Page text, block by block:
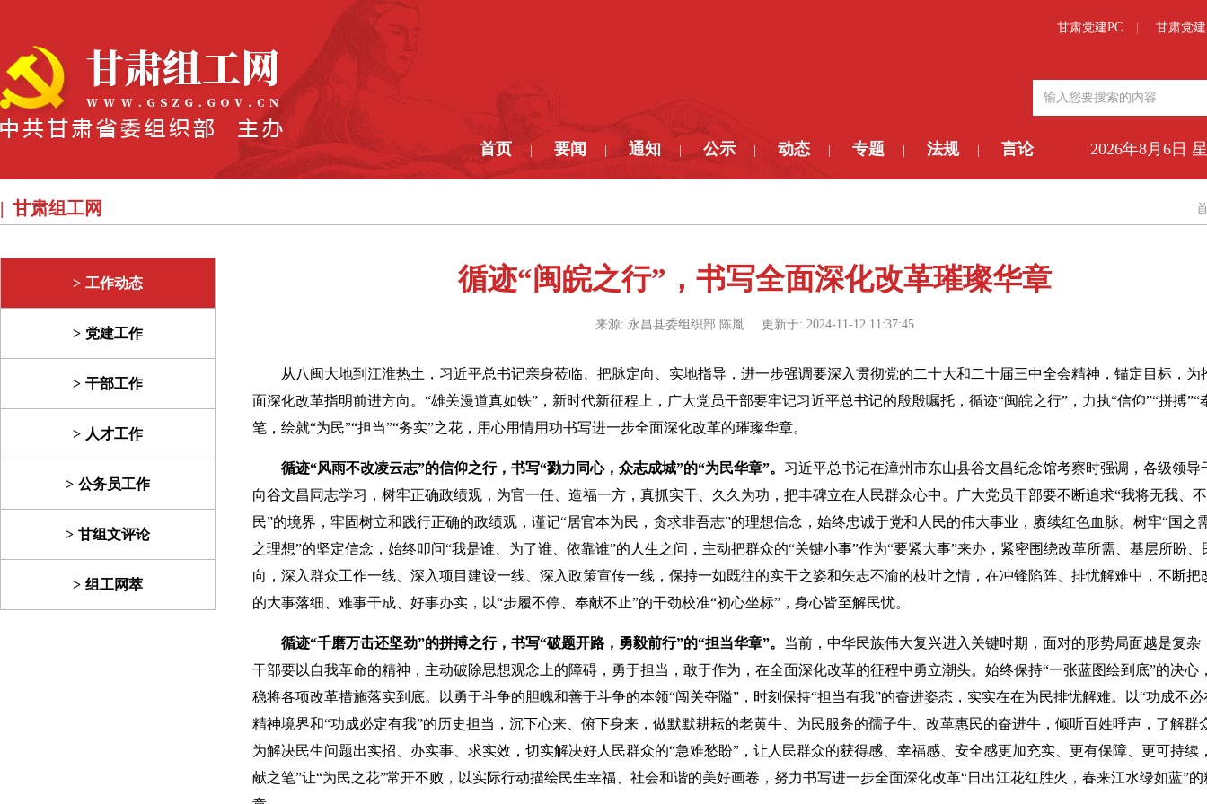
甘肃党建PC 甘肃党
首页 要闻 通知 公示 动态 专题 法规 言论 2026年8月6日
甘肃组工网
工作动态
党建工作
干部工作
人才工作
公务员工作
甘组文评论
组工网萃
循迹“闽皖之行”，书写全面深化改革璀璨华章
来源: 永昌县委组织部 陈胤 更新于: 2024-11-12 11:37:45
从八闽大地到江淮热土，习近平总书记亲身莅临、把脉定向、实地指导，进一步强调要深入贯彻党的二十大和二十届三中全会精神，锚定目标，为
面深化改革指明前进方向。“雄关漫道真如铁”，新时代新征程上，广大党员干部要牢记习近平总书记的殷殷嘱托，循迹“闽皖之行”，力执“信仰”“拼搏”“
笔，绘就“为民”“担当”“务实”之花，用心用情用功书写进一步全面深化改革的璀璨华章。
循迹“风雨不改凌云志”的信仰之行，书写“勠力同心，众志成城”的“为民华章”。 习近平总书记在漳州市东山县谷文昌纪念馆考察时强调，各级领导
向谷文昌同志学习，树牢正确政绩观，为官一任、造福一方，真抓实干、久久为功，把丰碑立在人民群众心中。广大党员干部要不断追求“我将无我、
民”的境界，牢固树立和践行正确的政绩观，谨记“居官本为民，贪求非吾志”的理想信念，始终忠诚于党和人民的伟大事业，赓续红色血脉。树牢“国之
之理想”的坚定信念，始终叩问“我是谁、为了谁、依靠谁”的人生之问，主动把群众的“关键小事”作为“要紧大事”来办，紧密围绕改革所需、基层所盼、
向，深入群众工作一线、深入项目建设一线、深入政策宣传一线，保持一如既往的实干之姿和矢志不渝的枝叶之情，在冲锋陷阵、排忧解难中，不断把
的大事落细、难事干成、好事办实，以“步履不停、奉献不止”的干劲校准“初心坐标”，身心皆至解民忧。
循迹“千磨万击还坚劲”的拼搏之行，书写“破题开路，勇毅前行”的“担当华章”。 当前，中华民族伟大复兴进入关键时期，面对的形势局面越是复杂
干部要以自我革命的精神，主动破除思想观念上的障碍，勇于担当，敢于作为，在全面深化改革的征程中勇立潮头。始终保持“一张蓝图绘到底”的决心
稳将各项改革措施落实到底。以勇于斗争的胆魄和善于斗争的本领“闯关夺隘”，时刻保持“担当有我”的奋进姿态，实实在在为民排忧解难。以“功成不必
精神境界和“功成必定有我”的历史担当，沉下心来、俯下身来，做默默耕耘的老黄牛、为民服务的孺子牛、改革惠民的奋进牛，倾听百姓呼声，了解群
为解决民生问题出实招、办实事、求实效，切实解决好人民群众的“急难愁盼”，让人民群众的获得感、幸福感、安全感更加充实、更有保障、更可持续
献之笔”让“为民之花”常开不败，以实际行动描绘民生幸福、社会和谐的美好画卷，努力书写进一步全面深化改革“日出江花红胜火，春来江水绿如蓝”的